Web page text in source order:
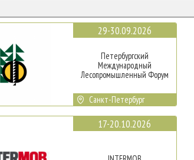
29-30.09.2026
Петербургский
Международный
Лесопромышленный Форум
Санкт-Петербург
17-20.10.2026